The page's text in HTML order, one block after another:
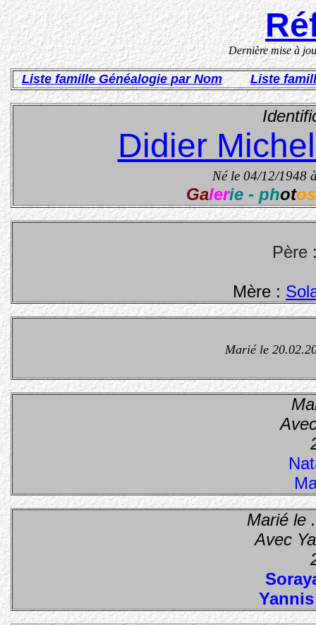
Dernière mise à
Liste famille Généalogie par Nom Liste
Didier
Né le 04/12/1948
Galerie - photos
Père
Mère :
Marié le
Marié le
Avec